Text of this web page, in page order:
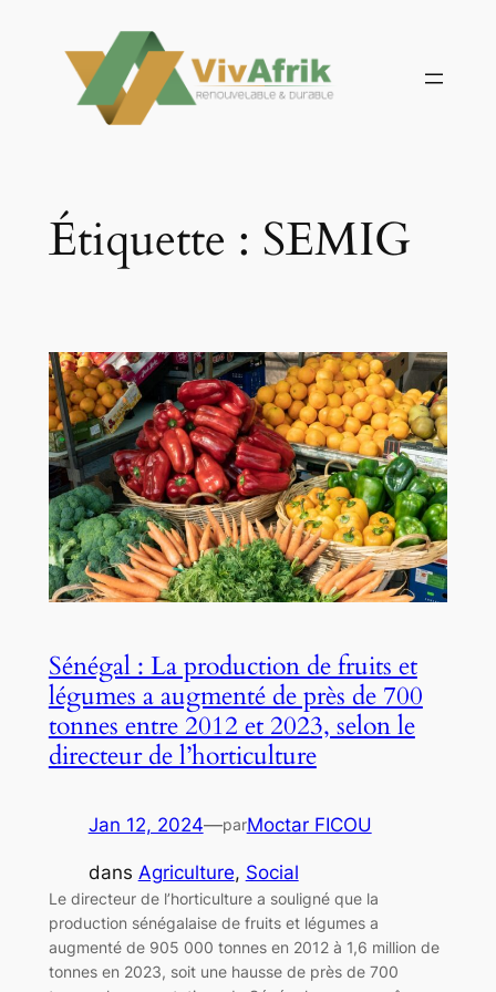
contenu
Étiquette : SEMIG
Sénégal : La production de fruits et
légumes a augmenté de près de 700
tonnes entre 2012 et 2023, selon le
directeur de l’horticulture
Jan 12, 2024—parMoctar FICOU
dans Agriculture, Social
Le directeur de l’horticulture a souligné que la
production sénégalaise de fruits et légumes a
augmenté de 905 000 tonnes en 2012 à 1,6 million de
tonnes en 2023, soit une hausse de près de 700